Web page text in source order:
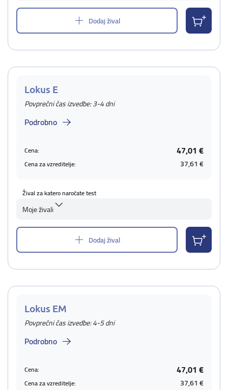
Dodaj žival
Lokus E
Povprečni čas izvedbe: 3-4 dni
Podrobno
Cena: 47,01 €
Cena za vzreditelje: 37,61 €
Žival za katero naročate test
Moje živali
Dodaj žival
Lokus EM
Povprečni čas izvedbe: 4-5 dni
Podrobno
Cena: 47,01 €
Cena za vzreditelje: 37,61 €